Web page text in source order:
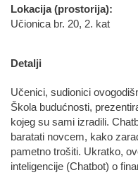
Lokacija (prostorija):
Učionica br. 20, 2. kat
Detalji
Učenici, sudionici
Škola budućnosti,
kojeg su sami izradili.
baratati novcem, kako
pametno trošiti. Ukratko,
inteligencije (Chatbot) o